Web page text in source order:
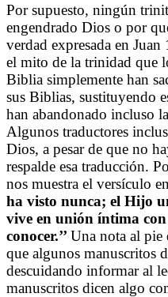
Por supuesto, ningún
engendrado Dios o por
verdad expresada en Juan
el mito de la trinidad que
Biblia simplemente han
sus Biblias, sustituyendo
han abandonado incluso
Algunos traductores
Dios, a pesar de que no
respalde esa traducción.
nos muestra el versículo
ha visto nunca; el Hijo
vive en unión íntima
conocer.’’ Una nota al pie
que algunos manuscritos
descuidando informar al
manuscritos dicen algo